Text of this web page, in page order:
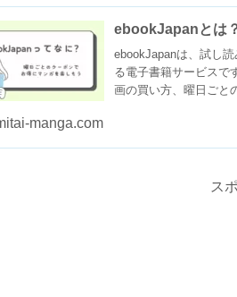
ebookJapanとは
ebookJapanは、試し
る電子書籍サービスで
画の買い方、曜日ごと
manga.com
ス